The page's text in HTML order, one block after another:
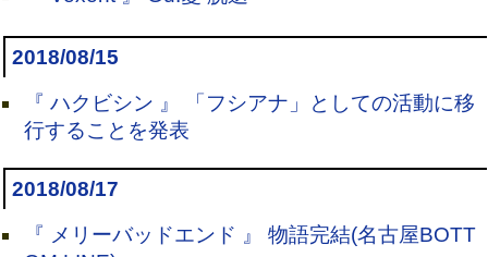
2018/08/15
『 ハクビシン 』 「フシアナ」としての活動に移
行することを発表
2018/08/17
『 メリーバッドエンド 』 物語完結(名古屋BOTT